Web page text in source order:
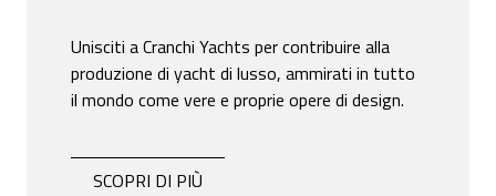
Unisciti a Cranchi Yachts per contribuire alla
produzione di yacht di lusso, ammirati in tutto
il mondo come vere e proprie opere di design.
LAVORA CON NOI
SCOPRI DI PIÙ